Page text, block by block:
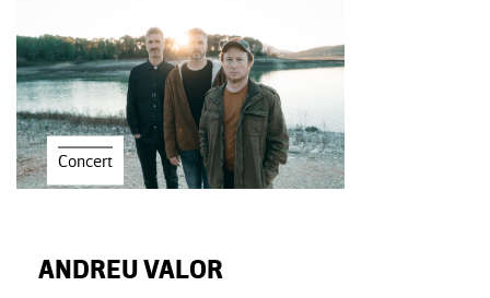
Concert
ANDREU VALOR